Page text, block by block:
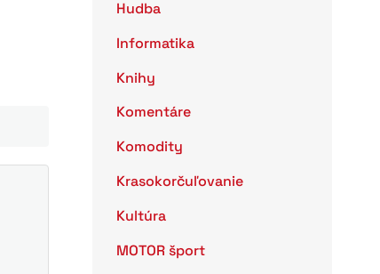
Hudba
Informatika
Knihy
Komentáre
Komodity
Krasokorčuľovanie
Kultúra
MOTOR šport